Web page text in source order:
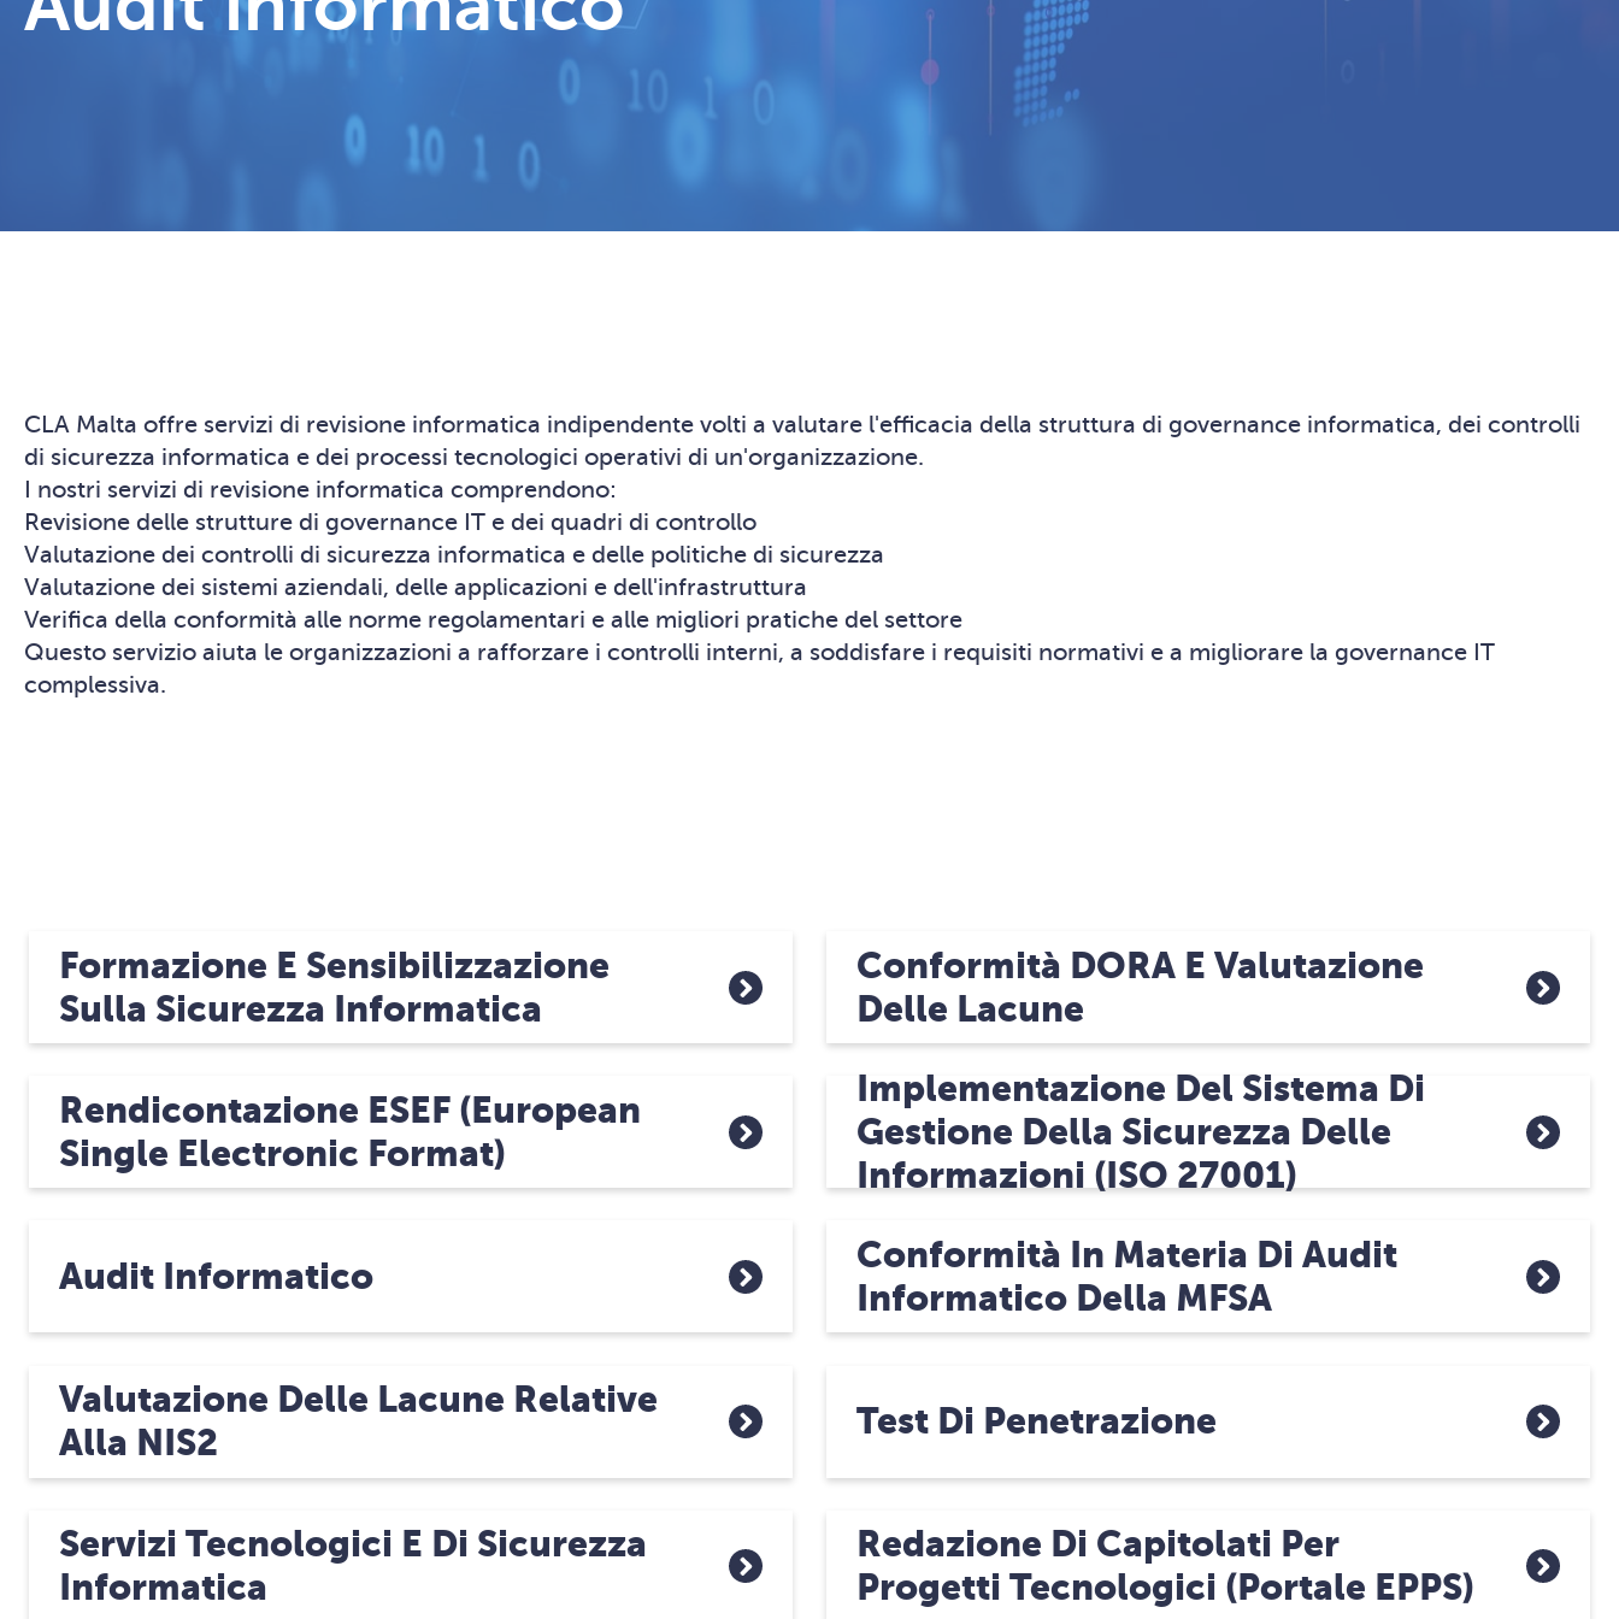
CLA Malta offre servizi di revisione informatica indipendente volti a valutare l'efficacia della struttura di governance informatica, dei controlli
di sicurezza informatica e dei processi tecnologici operativi di un'organizzazione.
I nostri servizi di revisione informatica comprendono:
Revisione delle strutture di governance IT e dei quadri di controllo
Valutazione dei controlli di sicurezza informatica e delle politiche di sicurezza
Valutazione dei sistemi aziendali, delle applicazioni e dell'infrastruttura
Verifica della conformità alle norme regolamentari e alle migliori pratiche del settore
Questo servizio aiuta le organizzazioni a rafforzare i controlli interni, a soddisfare i requisiti normativi e a migliorare la governance IT
complessiva.
Formazione E Sensibilizzazione
Sulla Sicurezza Informatica
Conformità DORA E Valutazione
Delle Lacune
Rendicontazione ESEF (European
Single Electronic Format)
Implementazione Del Sistema Di
Gestione Della Sicurezza Delle
Informazioni (ISO 27001)
Audit Informatico
Conformità In Materia Di Audit
Informatico Della MFSA
Valutazione Delle Lacune Relative
Alla NIS2
Test Di Penetrazione
Servizi Tecnologici E Di Sicurezza
Informatica
Redazione Di Capitolati Per
Progetti Tecnologici (portale EPPS)